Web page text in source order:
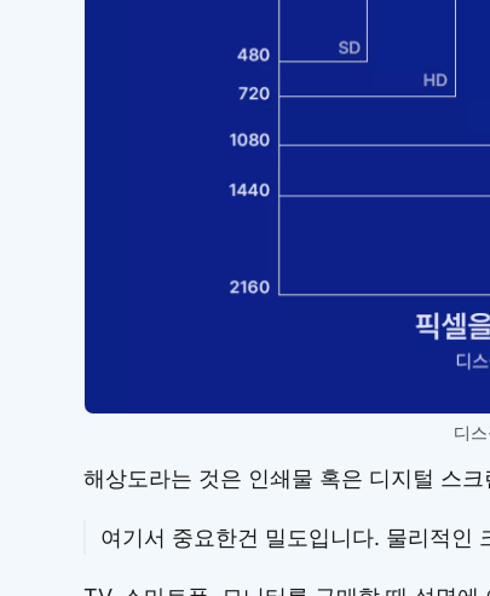
디
해상도라는 것은 인쇄물 혹은 디지털 스
여기서 중요한건 밀도입니다. 물리적인